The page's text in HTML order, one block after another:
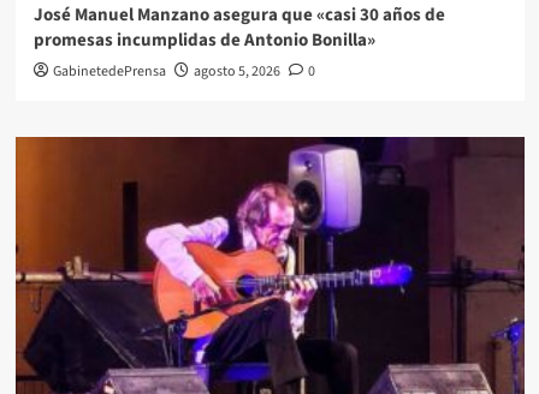
José Manuel Manzano asegura que «casi 30 años de
promesas incumplidas de Antonio Bonilla»
GabinetedePrensa agosto 5, 2026 0